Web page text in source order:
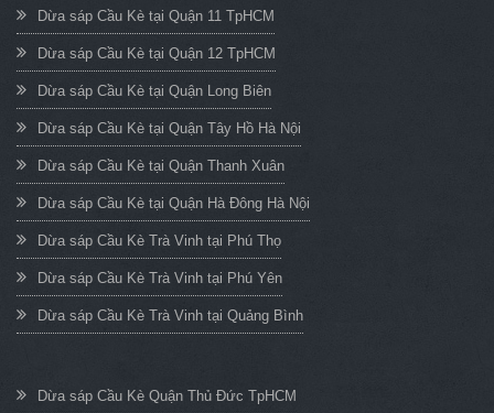
Dừa sáp Cầu Kè tại Quận 11 TpHCM
Dừa sáp Cầu Kè tại Quận 12 TpHCM
Dừa sáp Cầu Kè tại Quận Long Biên
Dừa sáp Cầu Kè tại Quận Tây Hồ Hà Nội
Dừa sáp Cầu Kè tại Quận Thanh Xuân
Dừa sáp Cầu Kè tại Quận Hà Đông Hà Nội
Dừa sáp Cầu Kè Trà Vinh tại Phú Thọ
Dừa sáp Cầu Kè Trà Vinh tại Phú Yên
Dừa sáp Cầu Kè Trà Vinh tại Quảng Bình
Dừa sáp Cầu Kè Quận Thủ Đức TpHCM